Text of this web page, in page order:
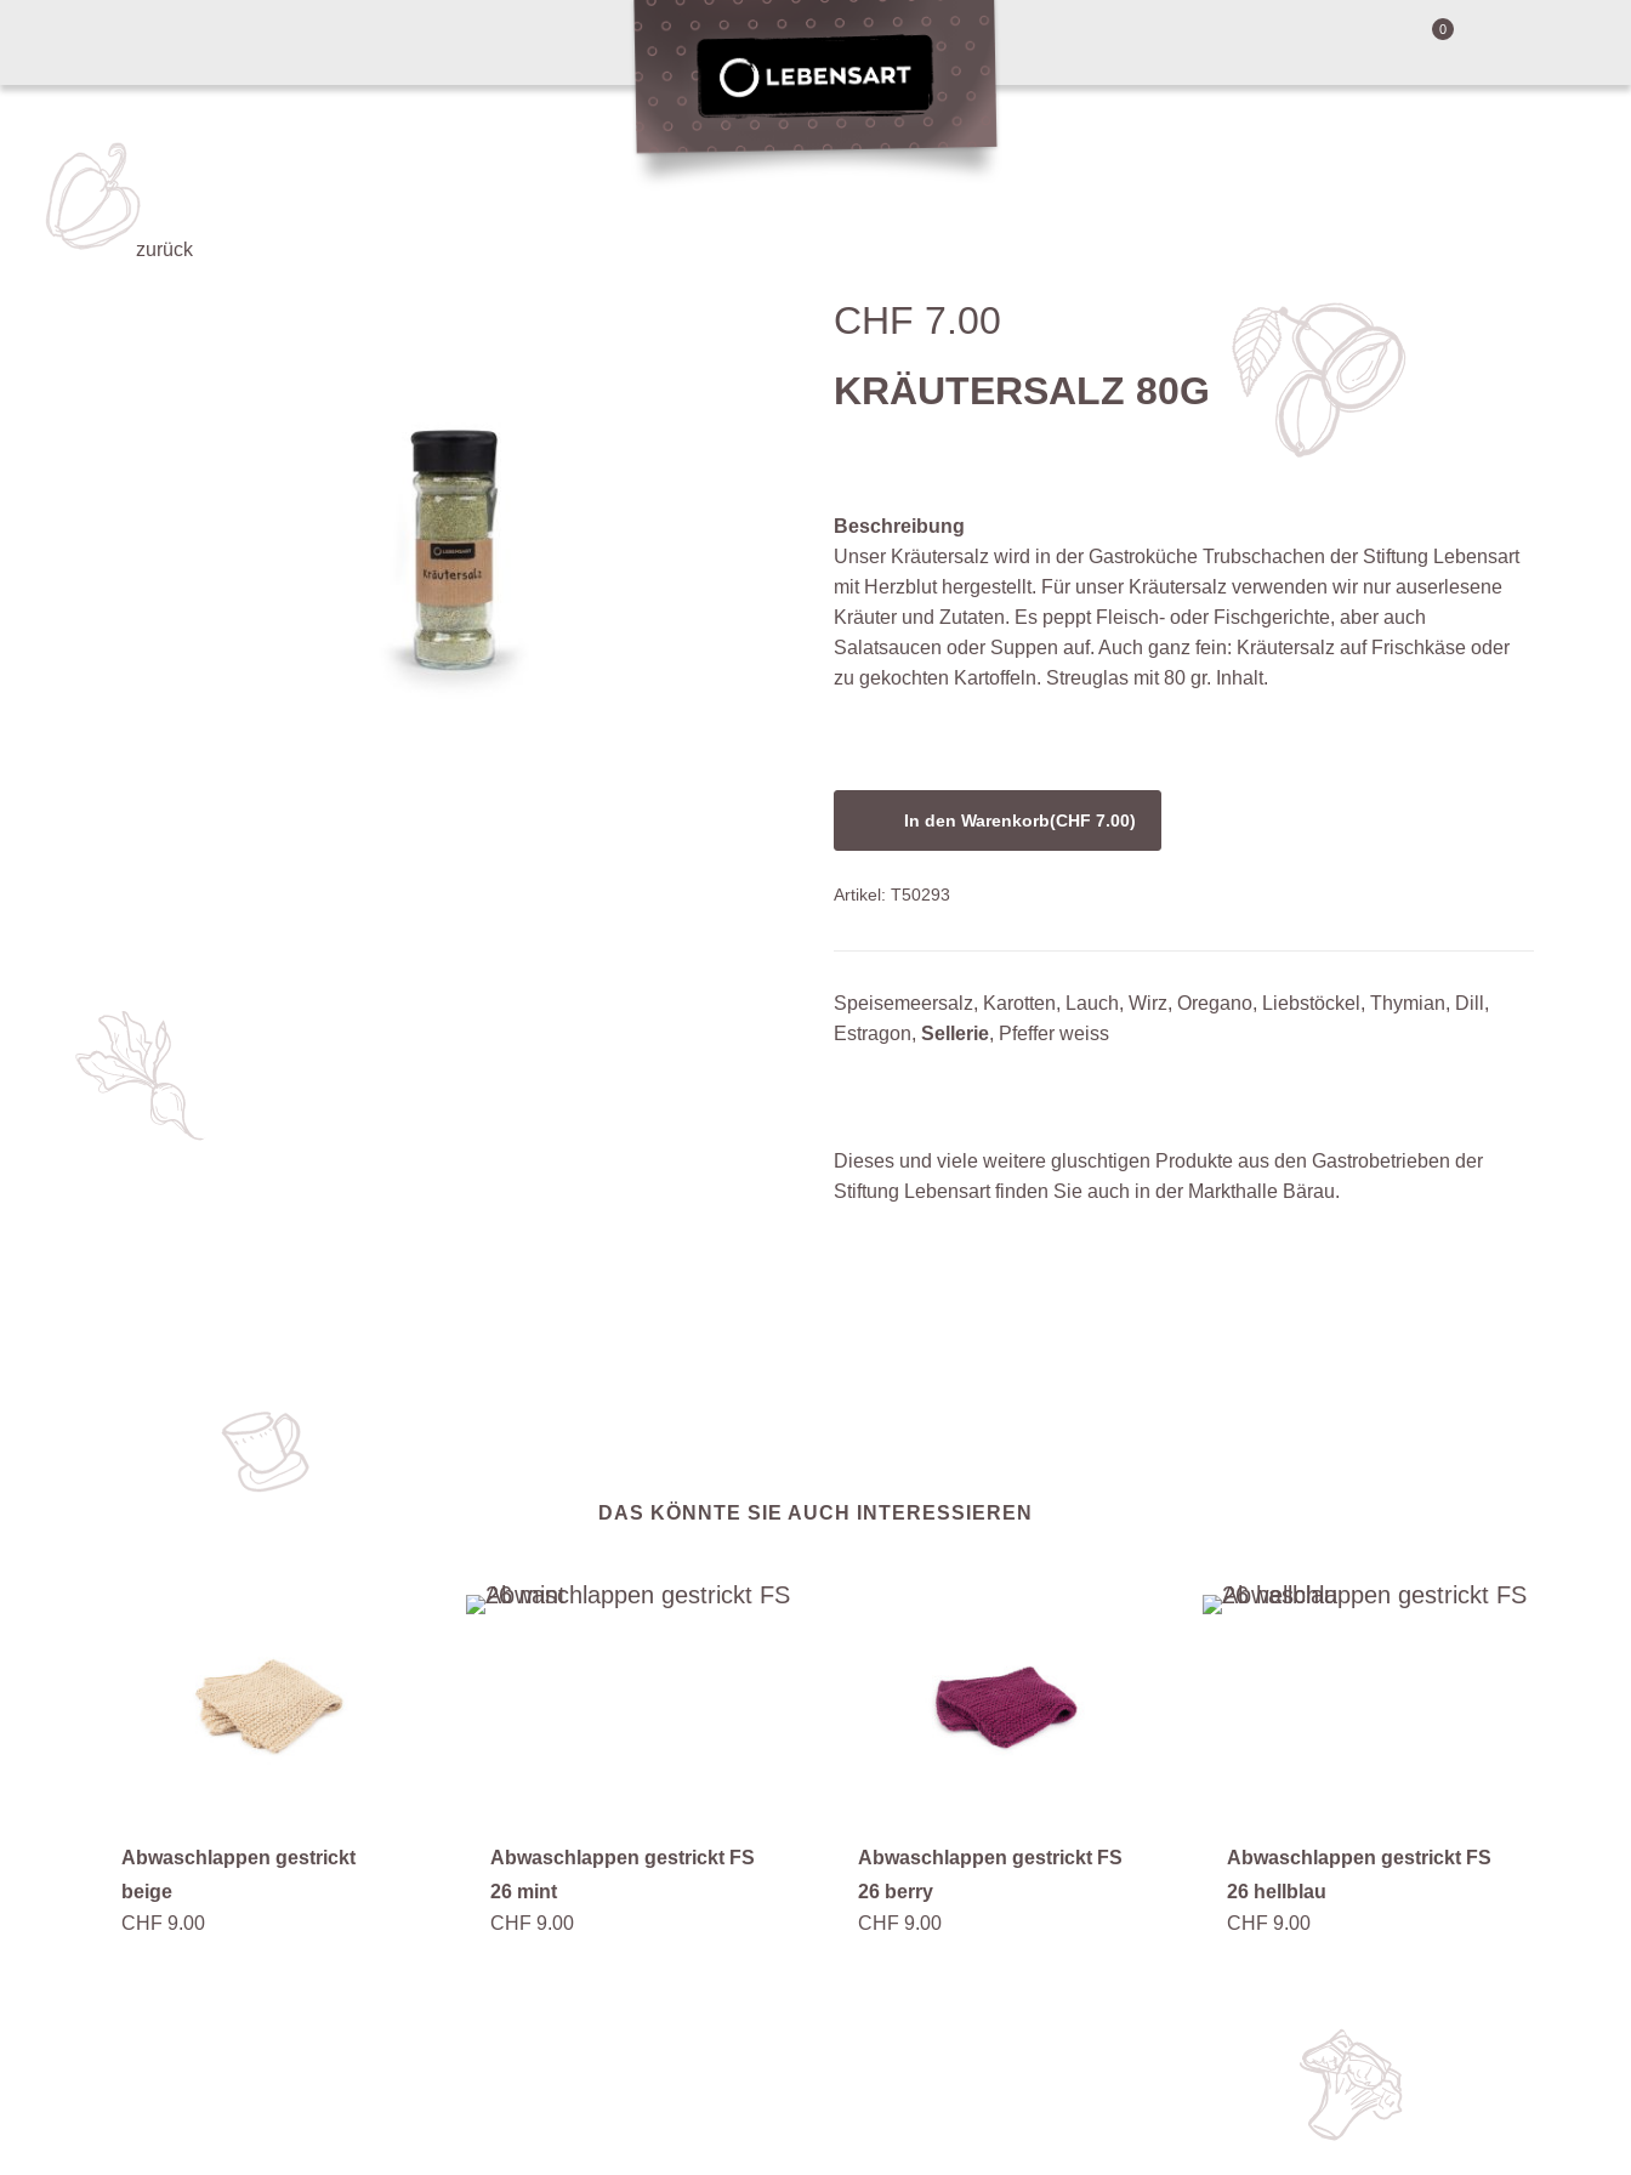
0
zurück
CHF 7.00
KRÄUTERSALZ 80G
Beschreibung
Unser Kräutersalz wird in der Gastroküche Trubschachen der Stiftung Lebensart
mit Herzblut hergestellt. Für unser Kräutersalz verwenden wir nur auserlesene
Kräuter und Zutaten. Es peppt Fleisch- oder Fischgerichte, aber auch
Salatsaucen oder Suppen auf. Auch ganz fein: Kräutersalz auf Frischkäse oder
zu gekochten Kartoffeln. Streuglas mit 80 gr. Inhalt.
In den Warenkorb(CHF 7.00)
Artikel: T50293
Speisemeersalz, Karotten, Lauch, Wirz, Oregano, Liebstöckel, Thymian, Dill,
Estragon, Sellerie, Pfeffer weiss
Dieses und viele weitere gluschtigen Produkte aus den Gastrobetrieben der
Stiftung Lebensart finden Sie auch in der Markthalle Bärau.
DAS KÖNNTE SIE AUCH INTERESSIEREN
Abwaschlappen gestrickt
beige
CHF 9.00
Abwaschlappen gestrickt FS
26 mint
CHF 9.00
Abwaschlappen gestrickt FS
26 berry
CHF 9.00
Abwaschlappen gestrickt FS
26 hellblau
CHF 9.00